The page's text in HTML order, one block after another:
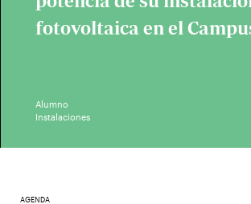
fotovoltaica en el
Alumno
Instalaciones
AGENDA